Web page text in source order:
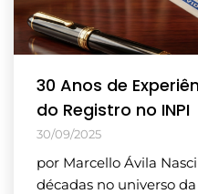
30 Anos de
do Registro no INPI
30/09/2025
por Marcello Ávila
décadas no universo